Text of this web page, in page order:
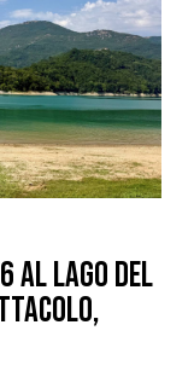
al Lago del